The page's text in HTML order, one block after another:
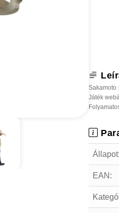
Sakamoto
Játék
Állapot:
EAN: